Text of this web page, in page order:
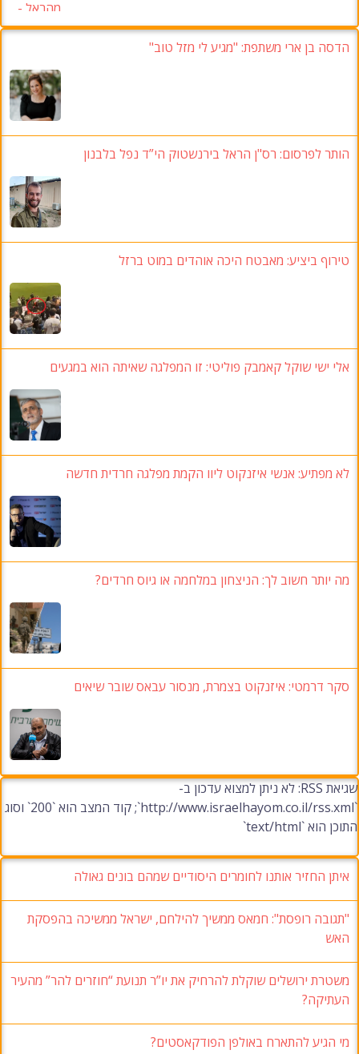
הדסה בן ארי משתפת: "מגיע לי מזל טוב"
הותר לפרסום: רס"ן הראל בירנשטוק הי”ד נפל בלבנון
טירוף ביציע: מאבטח היכה אוהדים במוט ברזל
אלי ישי שוקל קאמבק פוליטי: זו המפלגה שאיתה הוא במגעים
לא מפתיע: אנשי איזנקוט ליוו הקמת מפלגה חרדית חדשה
מה יותר חשוב לך: הניצחון במלחמה או גיוס חרדים?
סקר דרמטי: איזנקוט בצמרת, מנסור עבאס שובר שיאים
שגיאת RSS: לא ניתן למצוא עדכון ב-
`http://www.israelhayom.co.il/rss.xml`; קוד המצב הוא `200` וסוג
התוכן הוא `text/html`
איתן החזיר אותנו לחומרים היסודיים שמהם בונים גאולה
"תגובה רופסת": חמאס ממשיך להילחם, ישראל ממשיכה בהפסקת
האש
משטרת ירושלים שוקלת להרחיק את יו”ר תנועת “חוזרים להר” מהעיר
העתיקה?
מי הגיע להתארח באולפן הפודקאסטים?